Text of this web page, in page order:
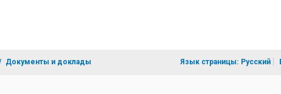
Документы и доклады Язык страницы: Русский